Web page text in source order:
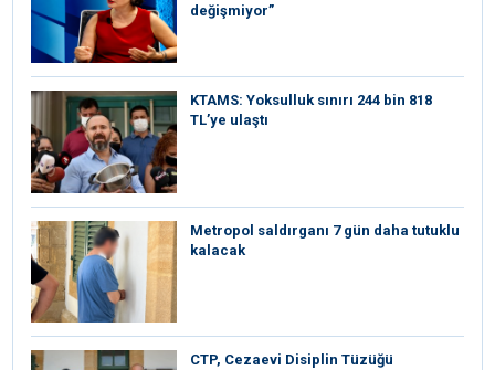
değişmiyor”
KTAMS: Yoksulluk sınırı 244 bin 818
TL’ye ulaştı
Metropol saldırganı 7 gün daha tutuklu
kalacak
CTP, Cezaevi Disiplin Tüzüğü